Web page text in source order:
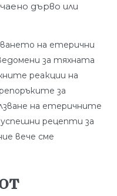
дърво или
на етерични
за тяхната
реакции на
за
на етеричните
рецепти за
вече сме